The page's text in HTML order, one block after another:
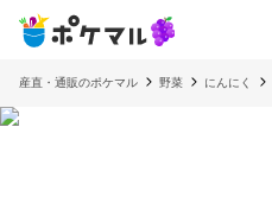
産直・通販のポケマル 野菜 にんにく